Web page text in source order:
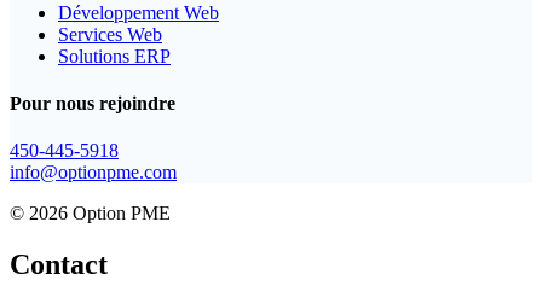
Développement Web
Services Web
Solutions ERP
Pour nous rejoindre
450-445-5918
info@optionpme.com
© 2026 Option PME
Contact